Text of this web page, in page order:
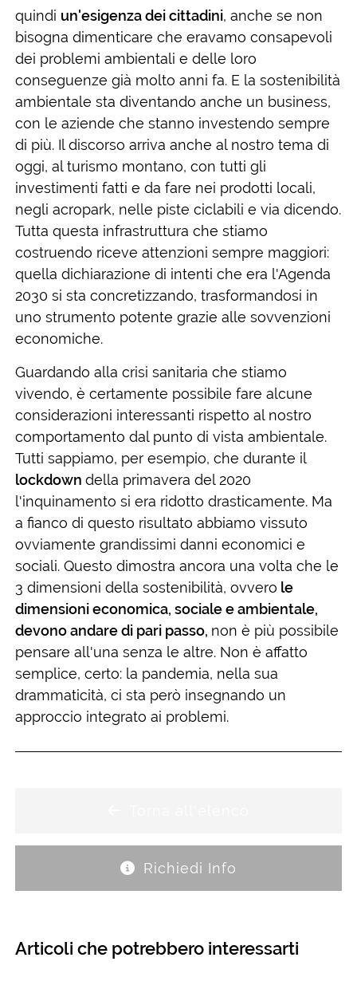
quindi un'esigenza dei cittadini, anche se non
bisogna dimenticare che eravamo consapevoli
dei problemi ambientali e delle loro
conseguenze già molto anni fa. E la sostenibilità
ambientale sta diventando anche un business,
con le aziende che stanno investendo sempre
di più. Il discorso arriva anche al nostro tema di
oggi, al turismo montano, con tutti gli
investimenti fatti e da fare nei prodotti locali,
negli acropark, nelle piste ciclabili e via dicendo.
Tutta questa infrastruttura che stiamo
costruendo riceve attenzioni sempre maggiori:
quella dichiarazione di intenti che era l'Agenda
2030 si sta concretizzando, trasformandosi in
uno strumento potente grazie alle sovvenzioni
economiche.
Guardando alla crisi sanitaria che stiamo
vivendo, è certamente possibile fare alcune
considerazioni interessanti rispetto al nostro
comportamento dal punto di vista ambientale.
Tutti sappiamo, per esempio, che durante il
lockdown della primavera del 2020
l'inquinamento si era ridotto drasticamente. Ma
a fianco di questo risultato abbiamo vissuto
ovviamente grandissimi danni economici e
sociali. Questo dimostra ancora una volta che le
3 dimensioni della sostenibilità, ovvero le
dimensioni economica, sociale e ambientale,
devono andare di pari passo, non è più possibile
pensare all'una senza le altre. Non è affatto
semplice, certo: la pandemia, nella sua
drammaticità, ci sta però insegnando un
approccio integrato ai problemi.
Richiedi Info
Articoli che potrebbero interessarti